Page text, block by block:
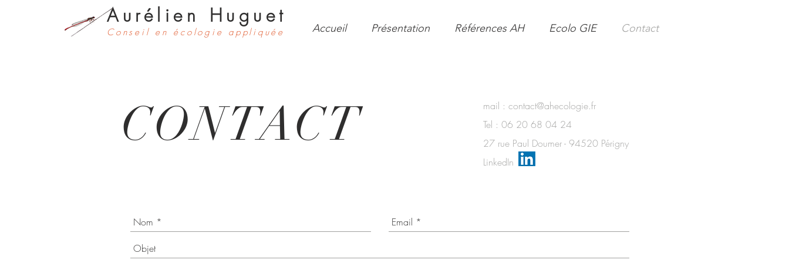
Aurélien Huguet
Conseil en écologie appliquée Accueil Présentation Références AH Ecolo GIE Contact
CONTACT mail : contact@ahecologie.fr
Tel : 06 20 68 04 24
27 rue Paul Doumer - 94520 Périgny
LinkedIn